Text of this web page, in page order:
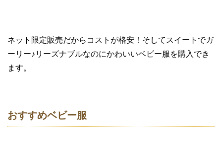
ネット限定販売だからコストが格安！そしてスイートでガ
ーリー♪リーズナブルなのにかわいいベビー服を購入でき
ます。
おすすめベビー服